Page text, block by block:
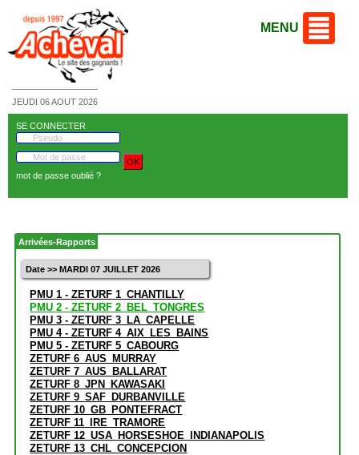
JEUDI 06 AOUT 2026
MENU
SE CONNECTER
mot de passe oublié ?
Arrivées-Rapports
Date >> MARDI 07 JUILLET 2026
PMU 1 - ZETURF 1_CHANTILLY
PMU 2 - ZETURF 2_BEL_TONGRES
PMU 3 - ZETURF 3_LA_CAPELLE
PMU 4 - ZETURF 4_AIX_LES_BAINS
PMU 5 - ZETURF 5_CABOURG
ZETURF 6_AUS_MURRAY
ZETURF 7_AUS_BALLARAT
ZETURF 8_JPN_KAWASAKI
ZETURF 9_SAF_DURBANVILLE
ZETURF 10_GB_PONTEFRACT
ZETURF 11_IRE_TRAMORE
ZETURF 12_USA_HORSESHOE_INDIANAPOLIS
ZETURF 13_CHL_CONCEPCION